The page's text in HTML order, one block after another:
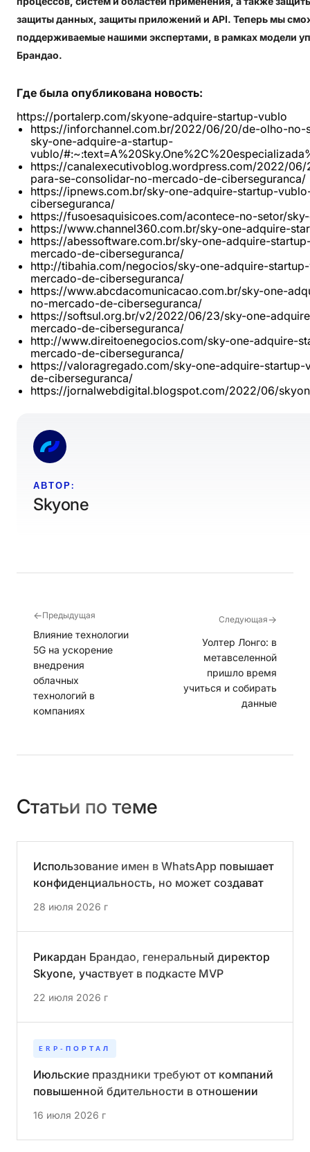
защиты данных, защиты приложений и API. Теперь мы
поддерживаемые нашими экспертами, в рамках модели
Брандао.
Где была опубликована новость:
https://portalerp.com/skyone-adquire-startup-vublo
https://inforchannel.com.br/2022/06/20/de-olho-
sky-one-adquire-a-startup-
vublo/
https://canalexecutivoblog.wordpress.com/2022/
para-se-consolidar-no-mercado-de-ciberseguranca/
https://ipnews.com.br/sky-one-adquire-startup-
ciberseguranca/
https://fusoesaquisicoes.com/acontece-no-setor/
https://www.channel360.com.br/sky-one-adquire-
https://abessoftware.com.br/sky-one-adquire-
mercado-de-ciberseguranca/
http://tibahia.com/negocios/sky-one-adquire-
mercado-de-ciberseguranca/
https://www.abcdacomunicacao.com.br/sky-one-
no-mercado-de-ciberseguranca/
https://softsul.org.br/v2/2022/06/23/sky-one-
mercado-de-ciberseguranca/
http://www.direitoenegocios.com/sky-one-adquire-
mercado-de-ciberseguranca/
https://valoragregado.com/sky-one-adquire-
de-ciberseguranca/
https://jornalwebdigital.blogspot.com/2022/06/
АВТОР:
Skyone
←Предыдущая
Влияние технологии
5G на ускорение
внедрения
облачных
технологий в
компаниях
Следующая→
Уолтер Лонго: в
метавселенной
пришло время
учиться и собирать
данные
Статьи по теме
Использование имен в WhatsApp повышает
конфиденциальность, но может создавать
новые возможности для мошенничества
28 июля 2026 г
Рикардан Брандао, генеральный директор
Skyone, участвует в подкасте MVP
22 июля 2026 г
ERP-ПОРТАЛ
Июльские праздники требуют от компаний
повышенной бдительности в отношении
кибератак
16 июля 2026 г